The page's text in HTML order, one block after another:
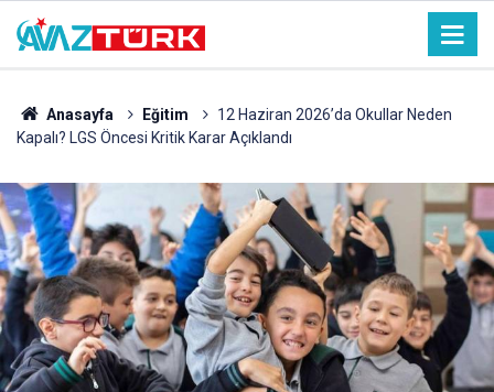
Anasayfa Eğitim
12 Haziran 2026’da Okullar Neden
Kapalı? LGS Öncesi Kritik Karar Açıklandı